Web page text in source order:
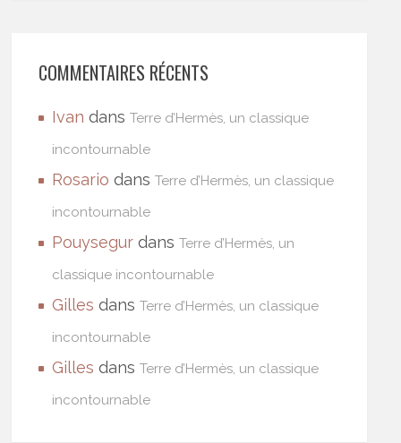
COMMENTAIRES RÉCENTS
Ivan dansTerre d’Hermès, un classique
incontournable
Rosario dansTerre d’Hermès, un classique
incontournable
Pouysegur dansTerre d’Hermès, un
classique incontournable
Gilles dansTerre d’Hermès, un classique
incontournable
Gilles dansTerre d’Hermès, un classique
incontournable